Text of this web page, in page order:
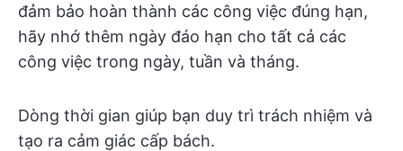
đảm bảo hoàn thành các công việc đúng hạn,
hãy nhớ thêm ngày đáo hạn cho tất cả các
công việc trong ngày, tuần và tháng.
Dòng thời gian giúp bạn duy trì trách nhiệm và
tạo ra cảm giác cấp bách.